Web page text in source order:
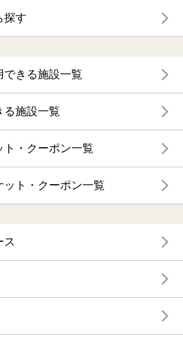
探す
できる施設一覧
る施設一覧
ト・クーポン一覧
ト・クーポン一覧
ス